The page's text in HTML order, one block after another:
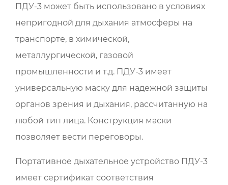
ПДУ-3 может быть использовано в условиях
непригодной для дыхания атмосферы на
транспорте, в химической,
металлургической, газовой
промышленности и т.д. ПДУ-3 имеет
универсальную маску для надежной защиты
органов зрения и дыхания, рассчитанную на
любой тип лица. Конструкция маски
позволяет вести переговоры.
Портативное дыхательное устройство ПДУ-3
имеет сертификат соответствия